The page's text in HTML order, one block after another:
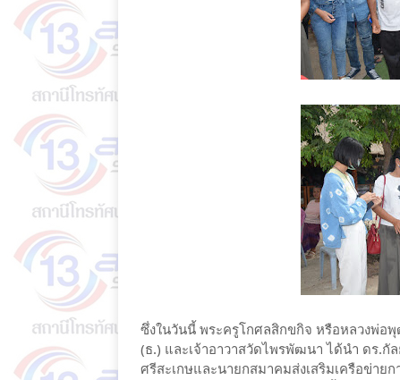
ซึ่งในวันนี้ พระครูโกศลสิกขกิจ หรือหลวงพ่อ
(ธ.) และเจ้าอาวาสวัดไพรพัฒนา ได้นำ ดร.
ศรีสะเกษและนายกสมาคมส่งเสริมเครือข่าย